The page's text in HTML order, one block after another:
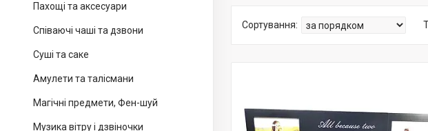
Пахощі та аксесуари
Співаючі чаші та дзвони
Суші та саке
Амулети та талісмани
Магічні предмети, Фен-шуй
Музика вітру і дзвіночки